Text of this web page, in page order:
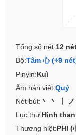
Tổng số nét:12
Bộ:Tâm 心 (+9
Pinyin:Kuì
Âm hán việt:Quý
Nét bút: 丶丶丨
Lục thư:Hình
Thương hiệt:PHI (